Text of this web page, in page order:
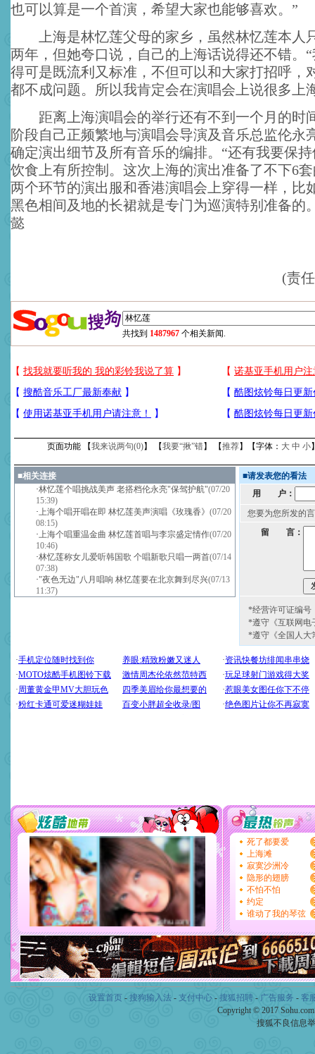
也可以算是一个首演，希望大家也能够喜欢。”
上海是林忆莲父母的家乡，虽然林忆莲本人
两年，但她夸口说，自己的上海话说得还不错。
得可是既流利又标准，不但可以和大家打招呼，
都不成问题。所以我肯定会在演唱会上说很多上
距离上海演唱会的举行还有不到一个月的时
阶段自己正频繁地与演唱会导演及音乐总监伦永
确定演出细节及所有音乐的编排。“还有我要保
饮食上有所控制。这次上海的演出准备了不下6
两个环节的演出服和香港演唱会上穿得一样，比
黑色相间及地的长裙就是专门为巡演特别准备的
懿
(责
共找到 1487967 个相关新闻.
页面功能 【我来说两句(0)】 【我要“揪”错】 【推荐】【字体： 大 中 小
■相关连接
·林忆莲个唱挑战美声 老搭档伦永亮"保驾护航"(07/20
15:39)
·上海个唱开唱在即 林忆莲美声演唱《玫瑰香》 (07/20
08:15)
·上海个唱重温金曲 林忆莲首唱与李宗盛定情作(07/20
10:46)
·林忆莲称女儿爱听韩国歌 个唱新歌只唱一两首(07/14
07:38)
·"夜色无边"八月唱响 林忆莲要在北京舞到尽兴(07/13
11:37)
■请发表您的看法
用 户：
您要为您所发的
留 言：
*经营许可证编号
*遵守《互联网电
*遵守《全国人大
设置首页 - 搜狗输入法- 支付中心- 搜狐招聘- 广告服务 - 客
Copyright © 2017
搜狐不良信息